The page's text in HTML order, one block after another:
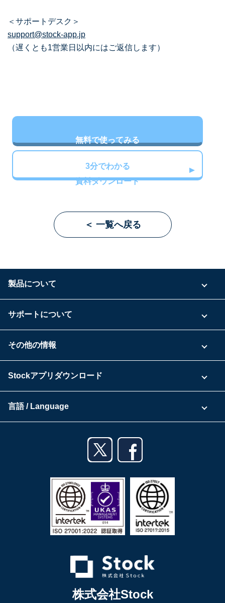
＜サポートデスク＞
support@stock-app.jp
（遅くとも1営業日以内にはご返信します）
無料で使ってみる
3分でわかる
資料ダウンロード
＜ 一覧へ戻る
製品について
具体的な活用事例
セキュリティ
資料ダウンロード
サポートについて
よくある質問
その他の情報
Stock公式ブログ
プライバシーポリシー
Stockアプリダウンロード
iPhoneアプリ
Androidタブレットアプリ
言語 / Language
株式会社Stock